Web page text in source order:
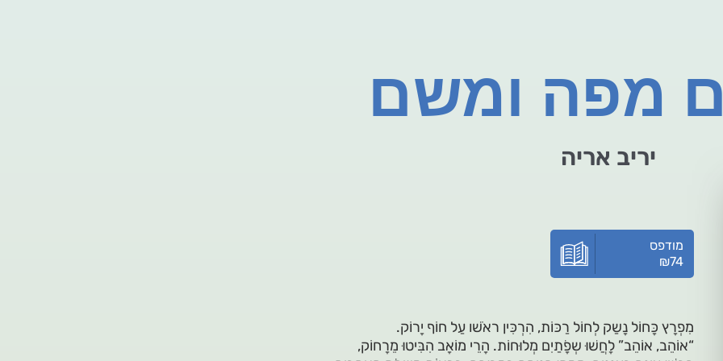
מפה ומשם
יריב אריה
מודפס
₪74
מִפְרָץ כָּחוֹל נָשַק לְחוֹל רַכּוֹת, הִרְכִּין ראֹשׁו עַל חוֹף יָרוֹק.
“אוֹהֵב, אוֹהֵב” לָחֲשׁוּ שְפָׂתַיִם מְלוּחוֹת. הָרֵי מוֹאָב הִבִּיטוּ מֵרָחוֹק,